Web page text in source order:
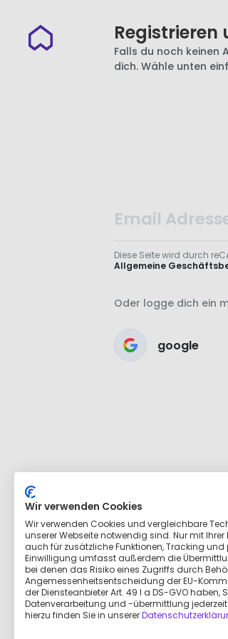
Registrieren
Falls du noch keinen
dich. Wähle unten
Diese Seite wird durch
Allgemeine
Oder logge dich ein
google
Wir verwenden Cookies
Wir verwenden Cookies und vergleichbare
unserer Webseite notwendig sind. Nur mit
auch für zusätzliche Funktionen, Tracking und
Einwilligung umfasst außerdem die
bei denen das Risiko eines Zugriffs durch
Angemessenheitsentscheidung der EU-
der Diensteanbieter Art. 49 I a DS-GVO haben,
Datenverarbeitung und -übermittlung jederzeit
hierzu finden Sie in unserer